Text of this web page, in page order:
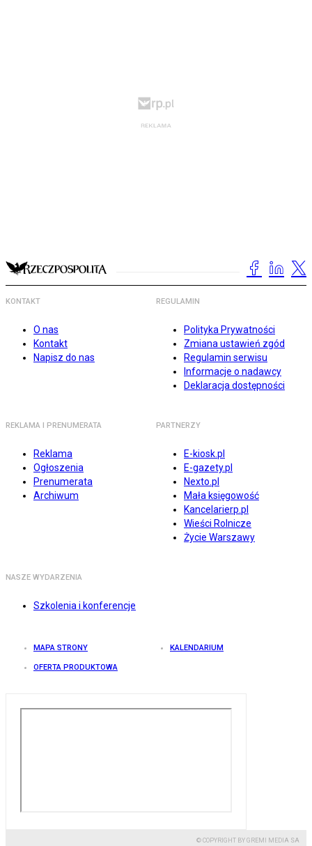
KONTAKT
O nas
Kontakt
Napisz do nas
REGULAMIN
Polityka Prywatności
Zmiana ustawień zgód
Regulamin serwisu
Informacje o nadawcy
Deklaracja dostępności
REKLAMA I PRENUMERATA
Reklama
Ogłoszenia
Prenumerata
Archiwum
PARTNERZY
E-kiosk.pl
E-gazety.pl
Nexto.pl
Mała księgowość
Kancelarierp.pl
Wieści Rolnicze
Życie Warszawy
NASZE WYDARZENIA
Szkolenia i konferencje
MAPA STRONY KALENDARIUM
OFERTA PRODUKTOWA
© COPYRIGHT BY GREMI MEDIA SA